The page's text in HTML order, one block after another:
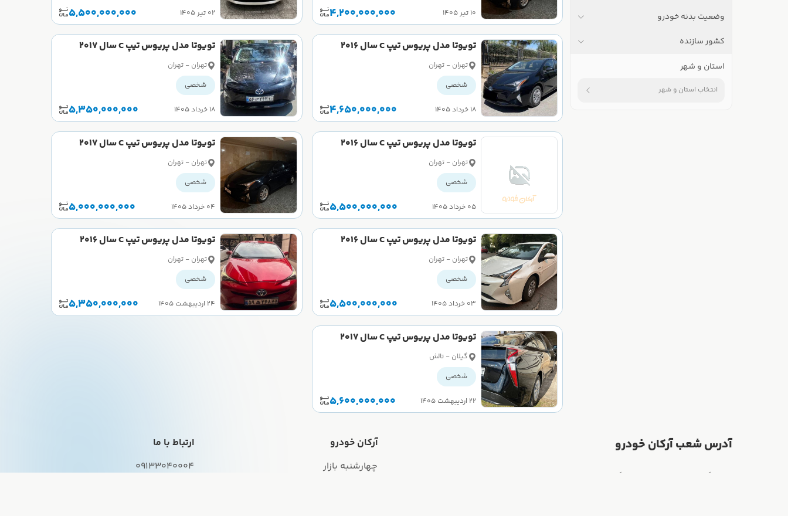
وضعیت بدنه خودرو
کشور سازنده
استان و شهر
انتخاب استان و شهر
۱۰ تیر ۱۴۰۵ 4,200,000,000 ۰۲ تیر ۱۴۰۵ 5,500,000,000
تویوتا مدل پریوس تیپ C سال 2016
کارکرده
تهران - تهران
شخصی
۱۸ خرداد ۱۴۰۵ 4,650,000,000
تویوتا مدل پریوس تیپ C سال 2017
کارکرده
تهران - تهران
شخصی
۱۸ خرداد ۱۴۰۵ 5,350,000,000
تویوتا مدل پریوس تیپ C سال 2016
کارکرده
تهران - تهران
شخصی
۰۵ خرداد ۱۴۰۵ 5,500,000,000
تویوتا مدل پریوس تیپ C سال 2017
کارکرده
تهران - تهران
شخصی
۰۴ خرداد ۱۴۰۵ 5,000,000,000
تویوتا مدل پریوس تیپ C سال 2016
کارکرده
تهران - تهران
شخصی
۰۳ خرداد ۱۴۰۵ 5,500,000,000
تویوتا مدل پریوس تیپ C سال 2016
کارکرده
تهران - تهران
شخصی
۲۴ اردیبهشت ۱۴۰۵ 5,350,000,000
تویوتا مدل پریوس تیپ C سال 2017
کارکرده
گیلان - تالش
شخصی
۲۲ اردیبهشت ۱۴۰۵ 5,600,000,000
آدرس شعب آرکان خودرو
آرکان خودرو
چهارشنبه بازار
ارتباط با ما
09133040004